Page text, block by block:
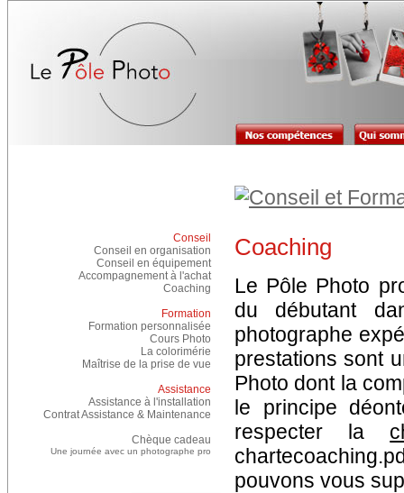
Conseil
Conseil en organisation
Conseil en équipement
Accompagnement à l'achat
Coaching
Formation
Formation personnalisée
Cours Photo
La colorimérie
Maîtrise de la prise de vue
Assistance
Assistance à l'installation
Contrat Assistance & Maintenance
Chèque cadeau
Une journée avec un photographe pro
Coaching
Le Pôle Photo
du débutant
photographe
prestations sont
Photo dont la
le principe
respecter la
pouvons vous